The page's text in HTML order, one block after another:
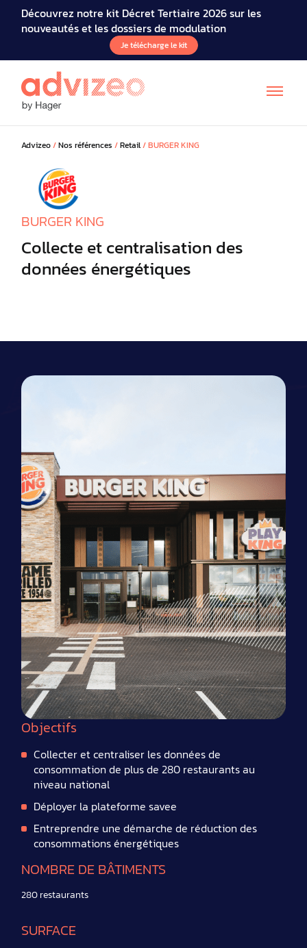
Découvrez notre kit Décret Tertiaire 2026 sur les
nouveautés et les dossiers de modulation
Je télécharge le kit
EN
Advizeo/Nos références /Retail/BURGER KING
BURGER KING
Collecte et centralisation des
données énergétiques
Objectifs
Collecter et centraliser les données de
consommation de plus de 280 restaurants au
niveau national
Déployer la plateforme savee
Entreprendre une démarche de réduction des
consommations énergétiques
NOMBRE DE BÂTIMENTS
280 restaurants
SURFACE